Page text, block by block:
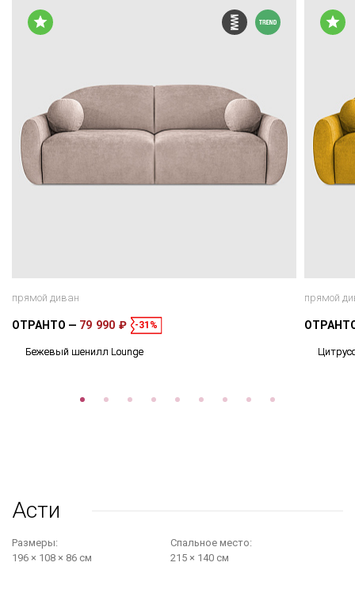
прямой диван
ОТРАНТО 79 990 ₽ -31%
Бежевый шенилл Lounge
прямой
Асти
Размеры:
196 × 108 × 86 см
Cпальное место:
215 × 140 см